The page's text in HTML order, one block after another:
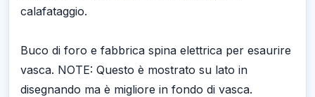
calafataggio.
Buco di foro e fabbrica spina elettrica per esaurire
vasca. NOTE: Questo è mostrato su lato in
disegnando ma è migliore in fondo di vasca.